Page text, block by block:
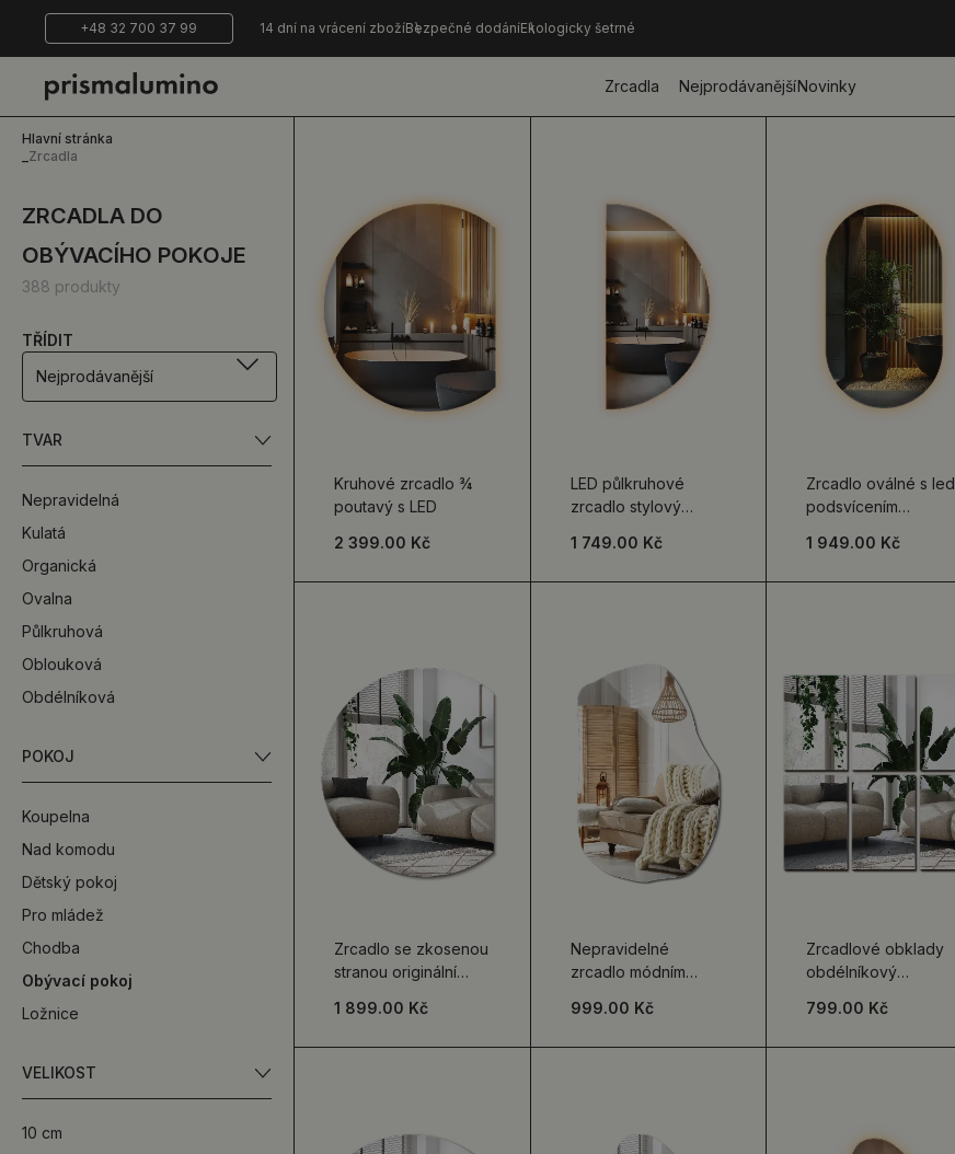
+48 32 700 37 99 14 dní na vrácení zbožíBezpečné dodáníEkologicky šetrné
Zrcadla NejprodávanějšíNovinky
Hlavní stránka
Zrcadla
ZRCADLA DO
OBÝVACÍHO POKOJE
388 produkty
TŘÍDIT
Nejprodávanější
TVAR
Nepravidelná
Kulatá
Organická
Ovalna
Půlkruhová
Oblouková
Obdélníková
POKOJ
Koupelna
Nad komodu
Dětský pokoj
Pro mládež
Chodba
Obývací pokoj
Ložnice
VELIKOST
10 cm
Kruhové zrcadlo ¾
poutavý s LED
2 399.00 Kč
LED půlkruhové
zrcadlo stylový
1 749.00 Kč
Zrcadlo oválné s led
podsvícením
1 949.00 Kč
Zrcadlo se zkosenou
stranou originální
1 899.00 Kč
Nepravidelné
zrcadlo módním
999.00 Kč
Zrcadlové obklady
obdélníkový
799.00 Kč